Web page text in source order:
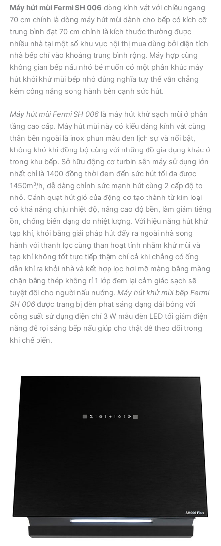
Máy hút mùi Fermi SH 006 dòng kính vát với chiều ngang
70 cm chính là dòng máy hút mùi dành cho bếp có kích cỡ
trung bình đạt 70 cm chính là kích thước thường được
nhiều nhà tại một số khu vực nội thị mua dùng bởi diện tích
nhà bếp chỉ vào khoảng trung bình rộng. Máy hợp cùng
không gian bếp nấu nhỏ bé muốn có một phân khúc máy
hút khói khử mùi bếp nhỏ đúng nghĩa tuy thế vẫn chẳng
kém công năng song hành bên cạnh sức hút.
Máy hút mùi Fermi SH 006 là máy hút khử sạch mùi ở phân
tầng cao cấp. Máy hút mùi này có kiểu dáng kính vát cùng
thân bên ngoài là inox phun màu đen lịch sự và nổi bật,
không khó khi đồng bộ cùng với những đồ gia dụng khác ở
trong khu bếp. Sở hữu động cơ turbin sên máy sử dụng lớn
nhất chỉ là 1400 đồng thời đem đến sức hút tối đa được
1450m³/h, dễ dàng chỉnh sức mạnh hút cùng 2 cấp độ to
nhỏ. Cánh quạt hút gió của động cơ tạo thành từ kim loại
có khả năng chịu nhiệt độ, nâng cao độ bền, làm giảm tiếng
ồn, chống biến dạng do nhiệt lượng. Với hiệu năng hút khử
tạp khí, khói bằng giải pháp hút đẩy ra ngoài nhà song
hành với thanh lọc cùng than hoạt tính nhằm khử mùi và
tạp khí không tốt trực tiếp thậm chí cả khi chẳng có ống
dẫn khí ra khỏi nhà và kết hợp lọc hơi mỡ màng bằng màng
chặn bằng thép không rỉ 1 lớp đem lại cảm giác sạch sẽ
tuyệt đối cho người nấu nướng. Máy hút khử mùi bếp Fermi
SH 006 được trang bị đèn phát sáng dạng dải bóng với
công suất sử dụng điện chỉ 3 W mẫu đèn LED tối giảm điện
năng để rọi sáng bếp nấu giúp cho thật dễ theo dõi trong
khi chế biến.